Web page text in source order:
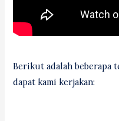
Berikut adalah beberapa
dapat kami kerjakan: